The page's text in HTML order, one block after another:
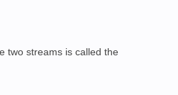
two streams is called the